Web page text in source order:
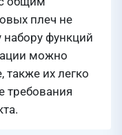
плеч не
функций
можно
также их легко
требования